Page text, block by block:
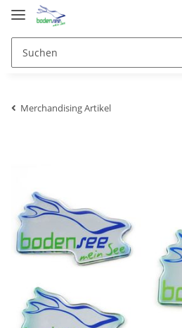
Merchandising Artikel